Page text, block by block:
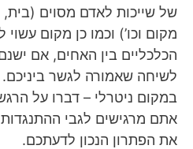
של שייכות לאדם מסוים
מקום וכו’) וכמו כן מקום
הכלכליים בין האחים, אם
לשיחה שאמורה לגשר
במקום ניטרלי – דברו על
אתם מרגישים לגבי ההתנגדות
את הפתרון הנכון לדעתכם.